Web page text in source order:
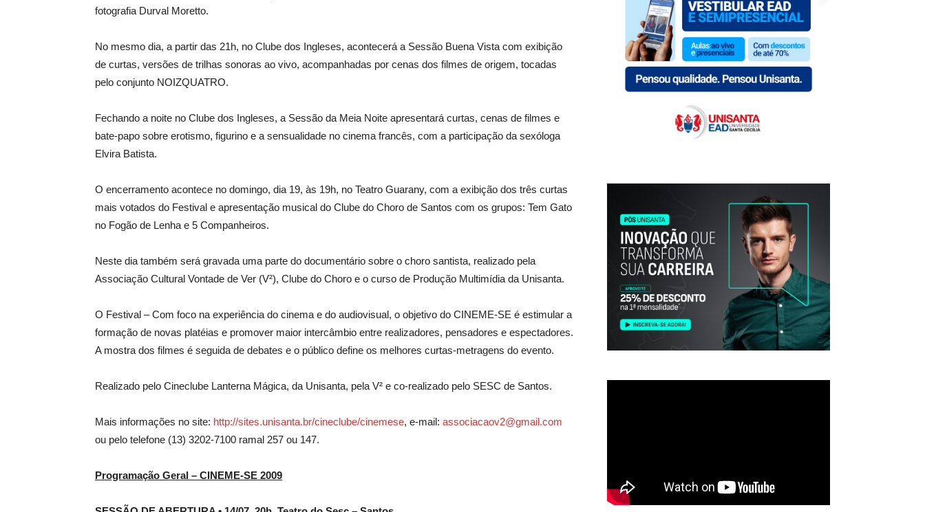
fotografia Durval Moretto.
No mesmo dia, a partir das 21h, no Clube dos Ingleses, acontecerá a Sessão Buena Vista com exibição
de curtas, versões de trilhas sonoras ao vivo, acompanhadas por cenas dos filmes de origem, tocadas
pelo conjunto NOIZQUATRO.
Fechando a noite no Clube dos Ingleses, a Sessão da Meia Noite apresentará curtas, cenas de filmes e
bate-papo sobre erotismo, figurino e a sensualidade no cinema francês, com a participação da sexóloga
Elvira Batista.
O encerramento acontece no domingo, dia 19, às 19h, no Teatro Guarany, com a exibição dos três curtas
mais votados do Festival e apresentação musical do Clube do Choro de Santos com os grupos: Tem Gato
no Fogão de Lenha e 5 Companheiros.
Neste dia também será gravada uma parte do documentário sobre o choro santista, realizado pela
Associação Cultural Vontade de Ver (V²), Clube do Choro e o curso de Produção Multimídia da Unisanta.
O Festival – Com foco na experiência do cinema e do audiovisual, o objetivo do CINEME-SE é estimular a
formação de novas platéias e promover maior intercâmbio entre realizadores, pensadores e espectadores.
A mostra dos filmes é seguida de debates e o público define os melhores curtas-metragens do evento.
Realizado pelo Cineclube Lanterna Mágica, da Unisanta, pela V² e co-realizado pelo SESC de Santos.
Mais informações no site: http://sites.unisanta.br/cineclube/cinemese, e-mail: associacaov2@gmail.com
ou pelo telefone (13) 3202-7100 ramal 257 ou 147.
Programação Geral – CINEME-SE 2009